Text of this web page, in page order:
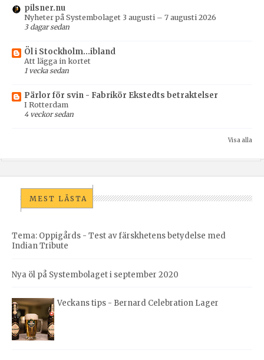
pilsner.nu
Nyheter på Systembolaget 3 augusti – 7 augusti 2026
3 dagar sedan
Öl i Stockholm...ibland
Att lägga in kortet
1 vecka sedan
Pärlor för svin - Fabrikör Ekstedts betraktelser
I Rotterdam
4 veckor sedan
Visa alla
MEST LÄSTA
Tema: Oppigårds - Test av färskhetens betydelse med
Indian Tribute
Nya öl på Systembolaget i september 2020
Veckans tips - Bernard Celebration Lager